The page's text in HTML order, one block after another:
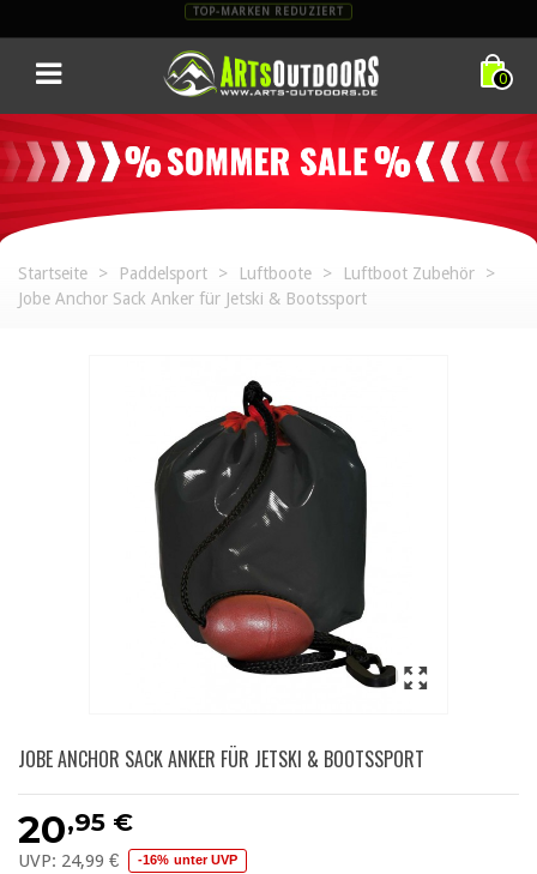
TOP-MARKEN REDUZIERT
0
Startseite > Paddelsport > Luftboote > Luftboot Zubehör
>
Jobe Anchor Sack Anker für Jetski & Bootssport
JOBE ANCHOR SACK ANKER FÜR JETSKI & BOOTSSPORT
20,95 €
UVP: 24,99 € -16% unter UVP